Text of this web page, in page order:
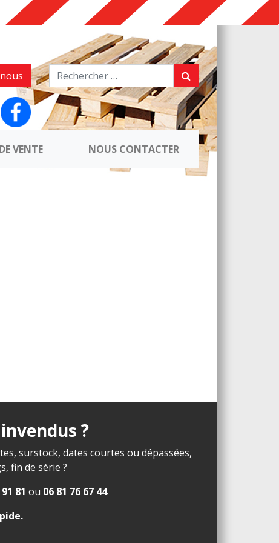
VENTE NOUS CONTACTER
?
surstock, dates courtes ou dépassées,
fin de série ?
81 ou 06 81 76 67 44.
.